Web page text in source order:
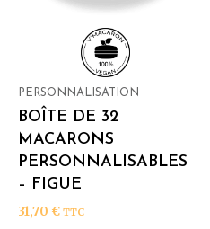
PERSONNALISATION
BOÎTE DE 32
MACARONS
PERSONNALISABLES
– FIGUE
31,70 € TTC